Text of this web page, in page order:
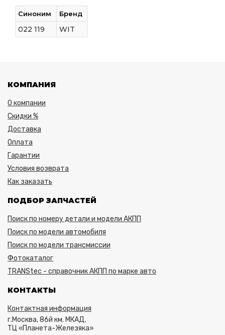
Синоним Бренд
022 119 WIT
КОМПАНИЯ
О компании
Скидки %
Доставка
Оплата
Гарантии
Условия возврата
Как заказать
ПОДБОР ЗАПЧАСТЕЙ
Поиск по номеру детали и модели АКПП
Поиск по модели автомобиля
Поиск по модели трансмиссии
Фотокаталог
TRANStec - справочник АКПП по марке авто
КОНТАКТЫ
Контактная информация
г.Москва, 86й км. МКАД,
ТЦ «Планета-Железяка»